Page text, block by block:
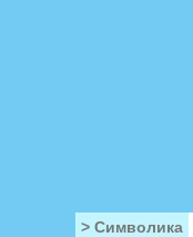
> Символика